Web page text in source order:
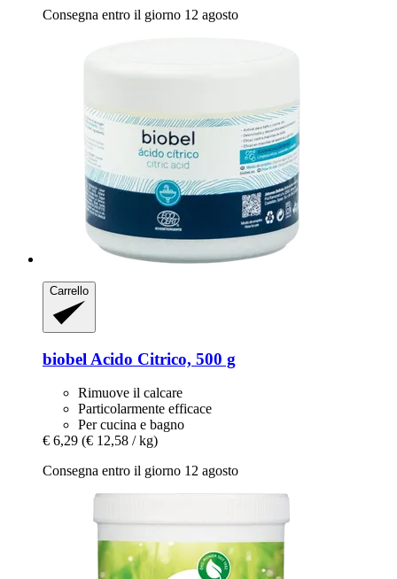
Consegna entro il giorno 12 agosto
Carrello
biobel Acido Citrico, 500 g
Rimuove il calcare
Particolarmente efficace
Per cucina e bagno
€ 6,29 (€ 12,58 / kg)
Consegna entro il giorno 12 agosto